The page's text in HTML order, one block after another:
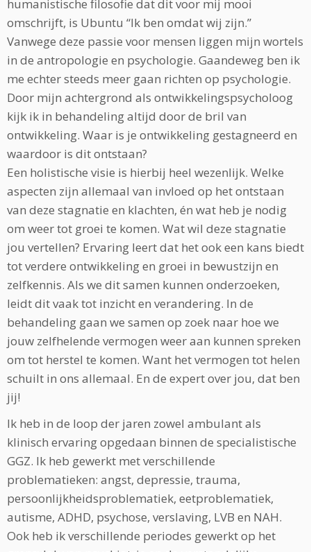
humanistische filosofie dat dit voor mij mooi
omschrijft, is Ubuntu “Ik ben omdat wij zijn.”
Vanwege deze passie voor mensen liggen mijn wortels
in de antropologie en psychologie. Gaandeweg ben ik
me echter steeds meer gaan richten op psychologie.
Door mijn achtergrond als ontwikkelingspsycholoog
kijk ik in behandeling altijd door de bril van
ontwikkeling. Waar is je ontwikkeling gestagneerd en
waardoor is dit ontstaan?
Een holistische visie is hierbij heel wezenlijk. Welke
aspecten zijn allemaal van invloed op het ontstaan
van deze stagnatie en klachten, én wat heb je nodig
om weer tot groei te komen. Wat wil deze stagnatie
jou vertellen? Ervaring leert dat het ook een kans biedt
tot verdere ontwikkeling en groei in bewustzijn en
zelfkennis. Als we dit samen kunnen onderzoeken,
leidt dit vaak tot inzicht en verandering. In de
behandeling gaan we samen op zoek naar hoe we
jouw zelfhelende vermogen weer aan kunnen spreken
om tot herstel te komen. Want het vermogen tot helen
schuilt in ons allemaal. En de expert over jou, dat ben
jij!
Ik heb in de loop der jaren zowel ambulant als
klinisch ervaring opgedaan binnen de specialistische
GGZ. Ik heb gewerkt met verschillende
problematieken: angst, depressie, trauma,
persoonlijkheidsproblematiek, eetproblematiek,
autisme, ADHD, psychose, verslaving, LVB en NAH.
Ook heb ik verschillende periodes gewerkt op het